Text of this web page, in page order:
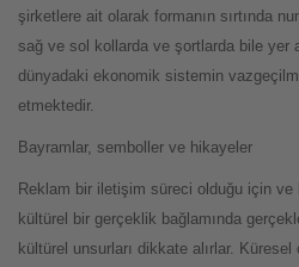
şirketlere ait olarak formanın sırtında
sağ ve sol kollarda ve şortlarda bile yer
dünyadaki ekonomik sistemin
etmektedir.
Bayramlar, semboller ve hikayeler
Reklam bir iletişim süreci olduğu için
kültürel bir gerçeklik bağlamında
kültürel unsurları dikkate alırlar.